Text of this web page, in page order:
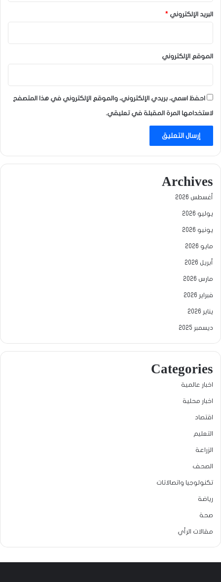
البريد الإلكتروني *
الموقع الإلكتروني
احفظ اسمي، بريدي الإلكتروني، والموقع الإلكتروني في هذا المتصفح
لاستخدامها المرة المقبلة في تعليقي.
Archives
أغسطس 2026
يوليو 2026
يونيو 2026
مايو 2026
أبريل 2026
مارس 2026
فبراير 2026
يناير 2026
ديسمبر 2025
Categories
اخبار عالمية
اخبار محلية
اقتصاد
التعليم
الزراعة
الصحف
تكنولوجيا واتصالاتات
رياضة
صحة
مقالات الرأي